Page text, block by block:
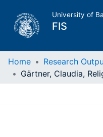
University of
FIS
Home
Home Research